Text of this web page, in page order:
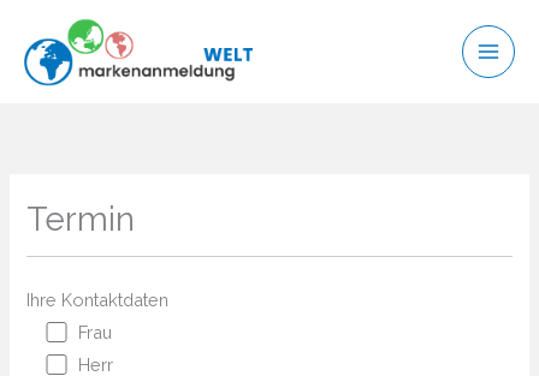
Inhalt
springen
Termin
Ihre Kontaktdaten
Frau
Herr